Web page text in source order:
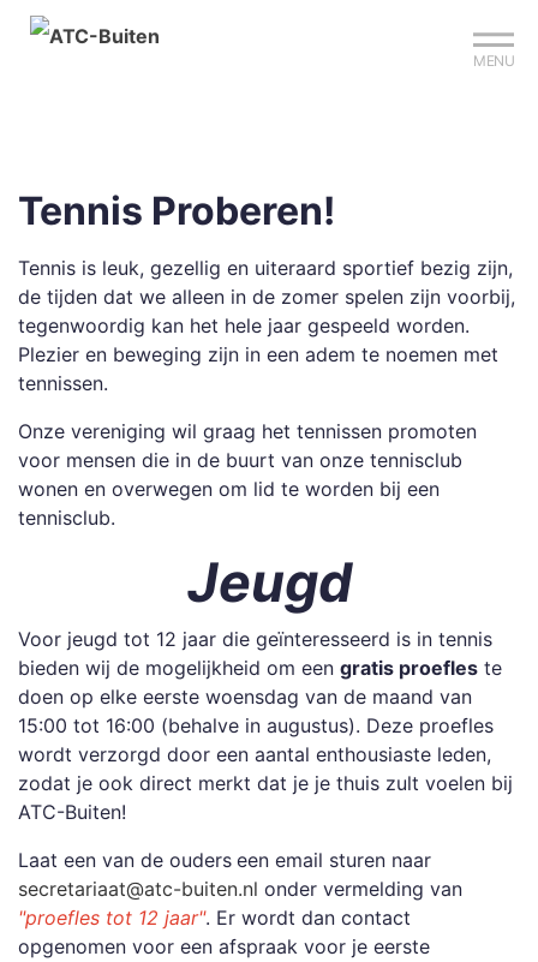
MENU
Tennis Proberen!
Tennis is leuk, gezellig en uiteraard sportief bezig zijn,
de tijden dat we alleen in de zomer spelen zijn voorbij,
tegenwoordig kan het hele jaar gespeeld worden.
Plezier en beweging zijn in een adem te noemen met
tennissen.
Onze vereniging wil graag het tennissen promoten
voor mensen die in de buurt van onze tennisclub
wonen en overwegen om lid te worden bij een
tennisclub.
Jeugd
Voor jeugd tot 12 jaar die geïnteresseerd is in tennis
bieden wij de mogelijkheid om een gratis proefles te
doen op elke eerste woensdag van de maand van
15:00 tot 16:00 (behalve in augustus). Deze proefles
wordt verzorgd door een aantal enthousiaste leden,
zodat je ook direct merkt dat je je thuis zult voelen bij
ATC-Buiten!
Laat een van de ouders een email sturen naar
secretariaat@atc-buiten.nl onder vermelding van
"proefles tot 12 jaar". Er wordt dan contact
opgenomen voor een afspraak voor je eerste